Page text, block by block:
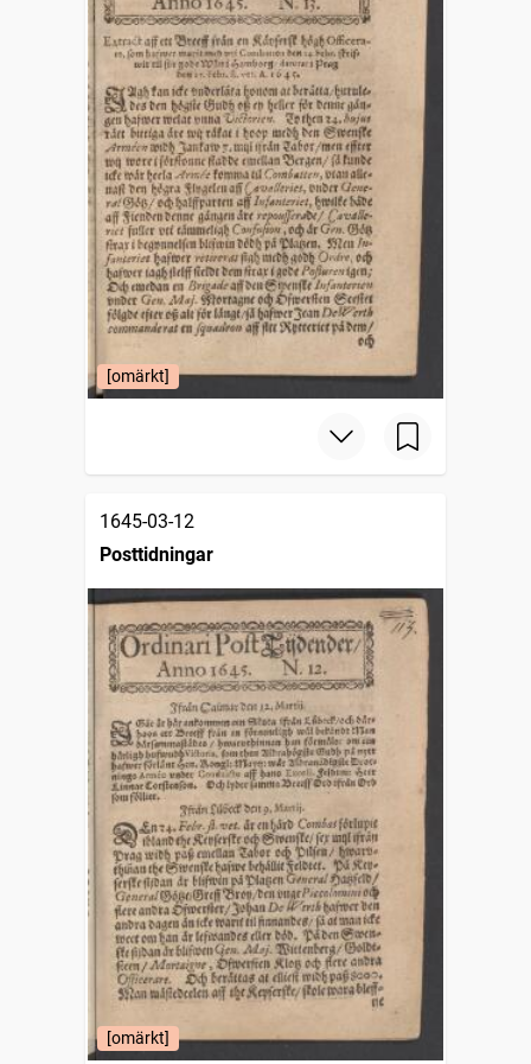
[omärkt]
1645-03-12
Posttidningar
[omärkt]